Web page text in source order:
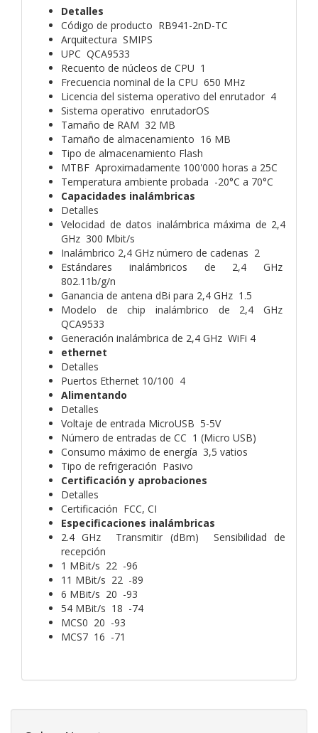
Detalles
Código de producto RB941-2nD-TC
Arquitectura SMIPS
UPC QCA9533
Recuento de núcleos de CPU 1
Frecuencia nominal de la CPU 650 MHz
Licencia del sistema operativo del enrutador 4
Sistema operativo enrutadorOS
Tamaño de RAM 32 MB
Tamaño de almacenamiento 16 MB
Tipo de almacenamiento Flash
MTBF Aproximadamente 100'000 horas a 25C
Temperatura ambiente probada -20°C a 70°C
Capacidades inalámbricas
Detalles
Velocidad de datos inalámbrica máxima de 2,4
GHz 300 Mbit/s
Inalámbrico 2,4 GHz número de cadenas 2
Estándares inalámbricos de 2,4 GHz
802.11b/g/n
Ganancia de antena dBi para 2,4 GHz 1.5
Modelo de chip inalámbrico de 2,4 GHz
QCA9533
Generación inalámbrica de 2,4 GHz WiFi 4
ethernet
Detalles
Puertos Ethernet 10/100 4
Alimentando
Detalles
Voltaje de entrada MicroUSB 5-5V
Número de entradas de CC 1 (Micro USB)
Consumo máximo de energía 3,5 vatios
Tipo de refrigeración Pasivo
Certificación y aprobaciones
Detalles
Certificación FCC, CI
Especificaciones inalámbricas
2.4 GHz Transmitir (dBm) Sensibilidad de
recepción
1 MBit/s 22 -96
11 MBit/s 22 -89
6 MBit/s 20 -93
54 MBit/s 18 -74
MCS0 20 -93
MCS7 16 -71